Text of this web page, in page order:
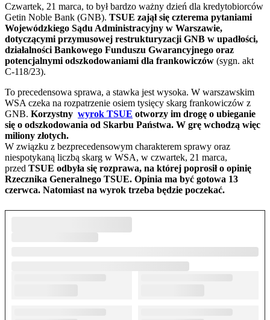
Czwartek, 21 marca, to był bardzo ważny dzień dla kredytobiorców
Getin Noble Bank (GNB). TSUE zajął się czterema pytaniami
Wojewódzkiego Sądu Administracyjny w Warszawie,
dotyczącymi przymusowej restrukturyzacji GNB w upadłości,
działalności Bankowego Funduszu Gwarancyjnego oraz
potencjalnymi odszkodowaniami dla frankowiczów (sygn. akt
C-118/23).
To precedensowa sprawa, a stawka jest wysoka. W warszawskim
WSA czeka na rozpatrzenie osiem tysięcy skarg frankowiczów z
GNB. Korzystny wyrok TSUE otworzy im drogę o ubieganie
się o odszkodowania od Skarbu Państwa. W grę wchodzą więc
miliony złotych.
W związku z bezprecedensowym charakterem sprawy oraz
niespotykaną liczbą skarg w WSA, w czwartek, 21 marca,
przed TSUE odbyła się rozprawa, na której poprosił o opinię
Rzecznika Generalnego TSUE. Opinia ma być gotowa 13
czerwca. Natomiast na wyrok trzeba będzie poczekać.